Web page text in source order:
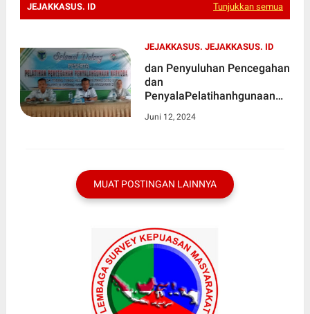
JEJAKKASUS. ID
Tunjukkan semua
JEJAKKASUS. JEJAKKASUS. ID
dan Penyuluhan Pencegahan
dan
PenyalaPelatihanhgunaan
Juni 12, 2024
MUAT POSTINGAN LAINNYA